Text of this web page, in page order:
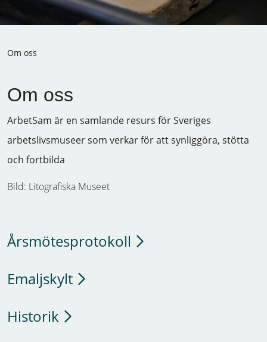
Om oss
Om oss
ArbetSam är en samlande resurs för Sveriges
arbetslivsmuseer som verkar för att synliggöra, stötta
och fortbilda
Bild: Litografiska Museet
Årsmötesprotokoll
Emaljskylt
Historik